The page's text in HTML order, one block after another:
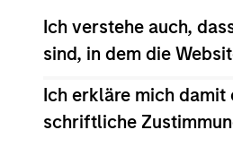
Ich verstehe auch,
sind, in dem die
Ich erkläre mich damit
schriftliche
was the head of
Management,
locomotives,
Morgan